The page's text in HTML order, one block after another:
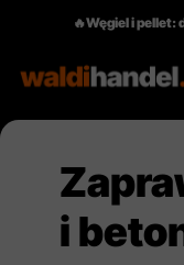
🔥Węgiel i pellet:
i